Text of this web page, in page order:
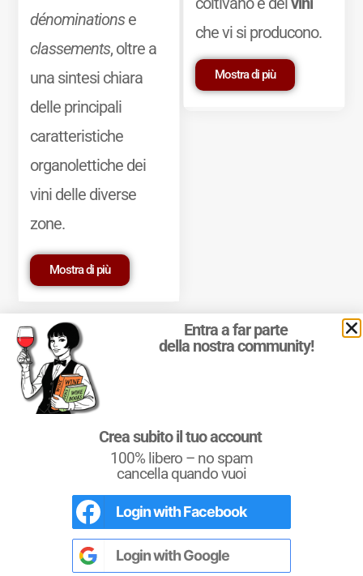
dénominationse
classements, oltre a
una sintesi chiara
delle principali
caratteristiche
organolettiche dei
vini delle diverse
zone.
Mostra di più
che vi si producono.
Mostra di più
Marchio Reg. | P.IVA 03921390245
Condizioni d'uso|Privacy Policy|Cookie Policy
cookie
L'Italia del Vino
Nel libro leRegioni del Vino d’Italiacon
tutte leDenominazioni, e le
dettagliate
DOCG
Entra a far parte
della nostra community!
Crea subito il tuo account
100% libero – no spam
cancella quando vuoi
Login withFacebook
Login withGoogle